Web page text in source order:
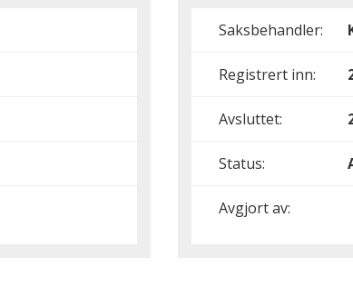
Saksbehandler:
Registrert inn:
Avsluttet:
Status:
Avgjort av: